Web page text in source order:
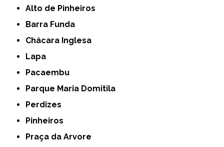
Alto de Pinheiros
Barra Funda
Chácara Inglesa
Lapa
Pacaembu
Parque Maria Domitila
Perdizes
Pinheiros
Praça da Arvore